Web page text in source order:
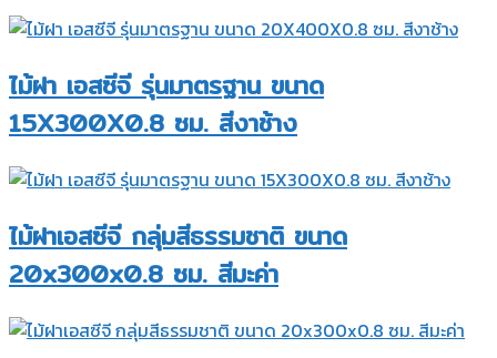
ไม้ฝา เอสซีจี รุ่นมาตรฐาน ขนาด
15X300X0.8 ซม. สีงาช้าง
ไม้ฝาเอสซีจี กลุ่มสีธรรมชาติ ขนาด
20x300x0.8 ซม. สีมะค่า